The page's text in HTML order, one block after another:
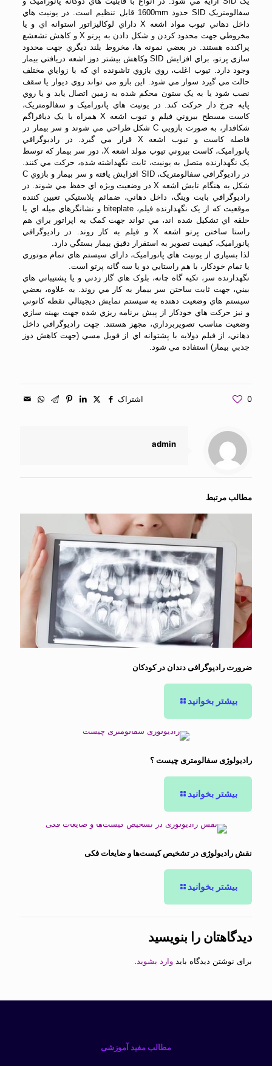
سفالومتريک SID حدود 1600mm قابل تنظيم است. در يونيت هاي
داخل دهاني تيوب مواد اشعه X داراي لوکاليزاتور استوانه اي و يا
مخروطي جهت محدود کردن و شکل دادن به پرتو X و کاهش تشعشع
پراکنده هستند. در بعضي نمونه ها، مخروط بلند ديگري جهت محدود
سازي پرتو، براي افزايش SID وکاهش بيشتر دوز اشعه دريافتي بيمار
وجود دارد. تيوب اغلب، روي بازوي تاشونده اي که با زواياي مختلف
حالت مي گيرد سوار مي شود. اين بازو مي تواند روي ديوار يا سقف
نصب شود يا به يک ستون محکم شده به زمين اتصال يابد و يا روي
پايه چرخ دار حرکت کند. در يونيت هاي پانوراميک و سفالومتريک،
کاست مسطح بيروني فيلم و تيوب اشعه X همراه با يک ديافراگم
شکافدار، به صورت بازويي C شکل طراحي مي شوند و سر بيمار در
فاصله کاست و تيوب اشعه X قرار مي گيرد. در راديوگرافي
پانوراميک، کاست بيروني تيوب مولد اشعه X، دور سر بيمار که توسط
يک نگهدارنده متصل به يونيت، ثابت نگهداشته شده، حرکت مي کنند.
در راديوگرافي سفالومتريک، SID افزايش يافته و سر بيمار و بازوي C
شکل به هنگام تابش اشعه X در وضعيت ويژه اي حفظ مي شوند. در
راديوگرافي بايت وينگ، داخل دهاني، ضمائم پلاستيکي تعيين کننده
موقعيت که از يک نگهدارنده فيلم، biteplate و نشانگرهاي ميله اي يا
حلقه اي تشکيل شده اند، مي تواند جهت کمک به اپراتور براي هم
راستا ساختن پرتو اشعه X و فيلم به کار روند. در راديوگرافي
پانوراميک، کيفيت تصوير به استقرار دقيق بيمار بستگي دارد.
لذا بسياري از يونيت هاي پانوراميک، داراي سيستم هاي تمام موتوري
يا تمام خودکار، با هم راستايي دو يا سه گانه پرتو است.
نگهدارنده سر، تکيه گاه چانه، بلوک هاي گاز زدني و يا پشتيباني هاي
بيني، جهت ثابت ساختن سر بيمار به کار مي روند. به علاوه، بعضي
سيستم هاي وضعيت دهنده به سيستم نمايش ديجيتالي نقطه کانوني
و نيز حرکت هاي خودکار از پيش برنامه ريزي شده جهت بهينه سازي
وضعيت مناسب تصويربرداري، مجهز هستند. جهت راديوگرافي داخل
دهاني، از فيلم دولايه با پشتوانه اي از فويل مسي (جهت کاهش دوز
جذبي بيمار) استفاده مي شود.
اشتراک 0
admin
مطالب مرتبط
ضرورت رادیوگرافی دندان در کودکان
بیشتر بخوانید
رادیولوژی سفالومتری چیست ؟
بیشتر بخوانید
نقش رادیولوژی در تشخیص کیست‌ها و ضایعات فکی
بیشتر بخوانید
دیدگاهتان را بنویسید
برای نوشتن دیدگاه باید وارد بشوید.
مطالب مفید آموزشی